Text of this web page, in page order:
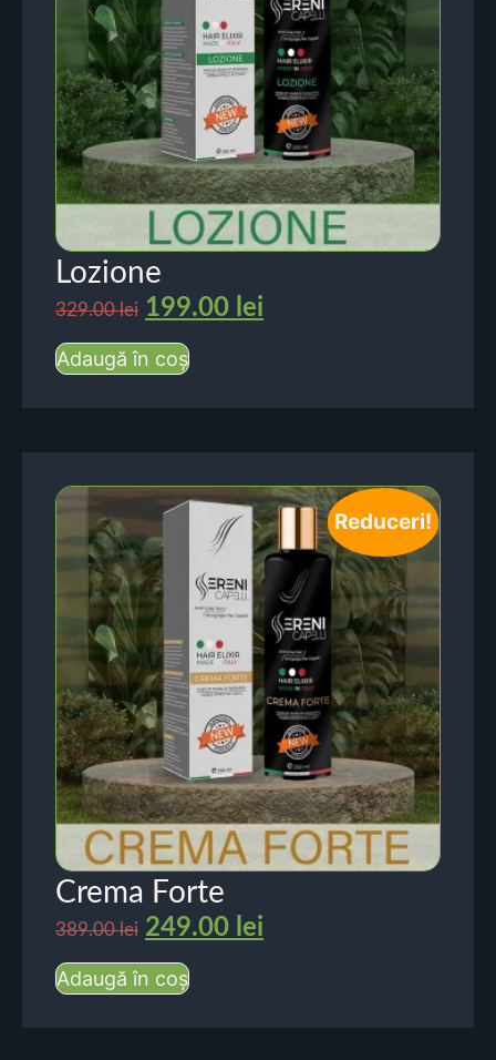
Lozione
329.00lei 199.00 lei
Adaugă în coș
Reduceri!
Crema Forte
389.00lei 249.00 lei
Adaugă în coș